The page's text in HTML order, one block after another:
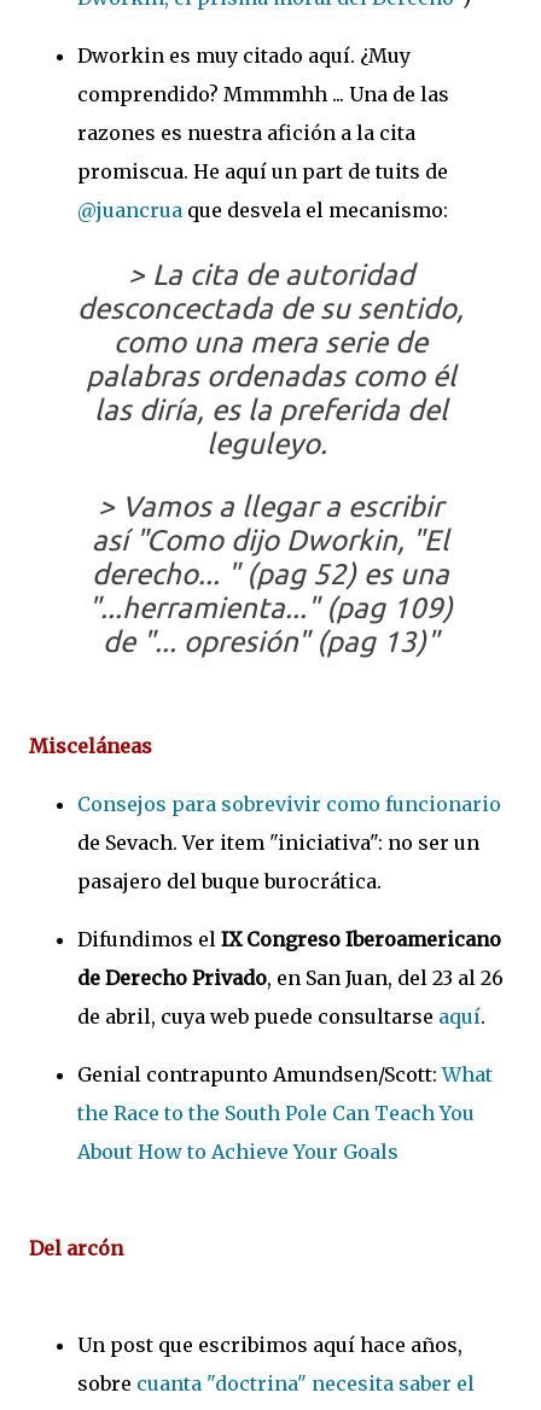
Dworkin es muy citado aquí. ¿Muy
comprendido? Mmmmhh ... Una de las
razones es nuestra afición a la cita
promiscua. He aquí un part de tuits de
@juancrua que desvela el mecanismo:
> La cita de autoridad
desconcectada de su sentido,
como una mera serie de
palabras ordenadas como él
las diría, es la preferida del
leguleyo.
> Vamos a llegar a escribir
así "Como dijo Dworkin, "El
derecho... " (pag 52) es una
"...herramienta..." (pag 109)
de "... opresión" (pag 13)"
Misceláneas
Consejos para sobrevivir como funcionario
de Sevach. Ver item "iniciativa": no ser un
pasajero del buque burocrática.
Difundimos el IX Congreso Iberoamericano
de Derecho Privado, en San Juan, del 23 al 26
de abril, cuya web puede consultarse aquí.
Genial contrapunto Amundsen/Scott:What
the Race to the South Pole Can Teach You
About How to Achieve Your Goals
Del arcón
Un post que escribimos aquí hace años,
sobre cuanta "doctrina" necesita saber el